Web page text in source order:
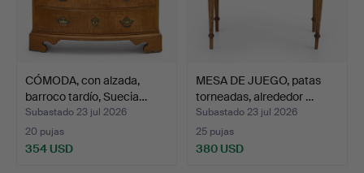
CÓMODA, con alzada,
barroco tardío, Suecia…
Subastado 23 jul 2026
20 pujas
354 USD
MESA DE JUEGO, patas
torneadas, alrededor …
Subastado 23 jul 2026
25 pujas
380 USD